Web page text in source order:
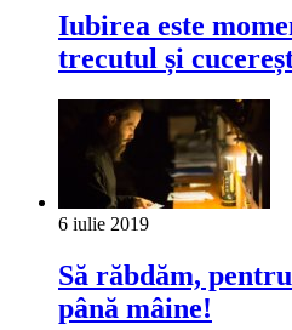
Iubirea este
trecutul și
6 iulie 2019
Să răbdăm,
până mâine!